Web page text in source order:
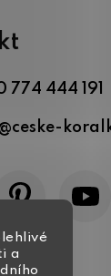
a
ceske-
774 444 191